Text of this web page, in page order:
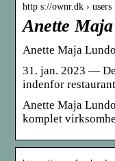
http s://ownr.dk ›
Anette
Anette Maja
31. jan. 2023 —
indenfor
Anette Maja
komplet